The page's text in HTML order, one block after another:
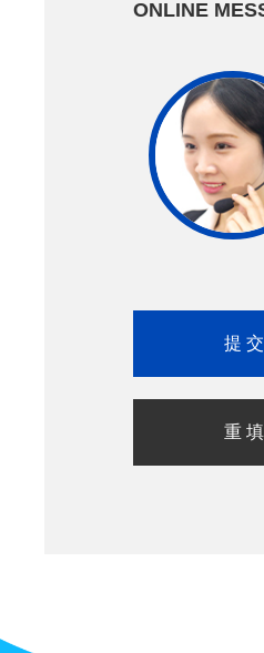
ONLINE